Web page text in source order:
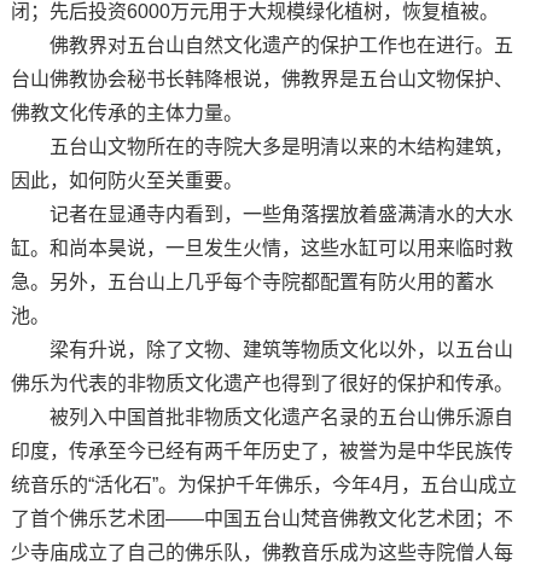
闭；先后投资6000万元用于大规模绿化植树，恢复植被。
佛教界对五台山自然文化遗产的保护工作也在进行。五
台山佛教协会秘书长韩降根说，佛教界是五台山文物保护、
佛教文化传承的主体力量。
五台山文物所在的寺院大多是明清以来的木结构建筑，
因此，如何防火至关重要。
记者在显通寺内看到，一些角落摆放着盛满清水的大水
缸。和尚本昊说，一旦发生火情，这些水缸可以用来临时救
急。另外，五台山上几乎每个寺院都配置有防火用的蓄水
池。
梁有升说，除了文物、建筑等物质文化以外，以五台山
佛乐为代表的非物质文化遗产也得到了很好的保护和传承。
被列入中国首批非物质文化遗产名录的五台山佛乐源自
印度，传承至今已经有两千年历史了，被誉为是中华民族传
统音乐的“活化石”。为保护千年佛乐，今年4月，五台山成立
了首个佛乐艺术团——中国五台山梵音佛教文化艺术团；不
少寺庙成立了自己的佛乐队，佛教音乐成为这些寺院僧人每